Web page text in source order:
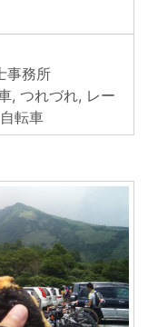
事務所
, つれづれ, レー
自転車